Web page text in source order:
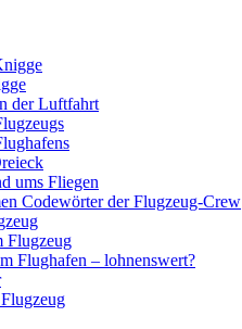
der Luftfahrt
ums Fliegen
Codewörter der Flugzeug-Crew
Flugzeug
Flughafen – lohnenswert?